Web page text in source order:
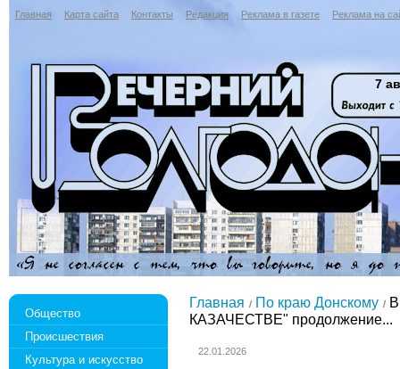
Главная Карта сайта Контакты Редакция Реклама в газете Реклама на
7
Общество
Происшествия
Культура и искусство
Главная По краю Донскому
КАЗАЧЕСТВЕ" продолжение...
22.01.2026